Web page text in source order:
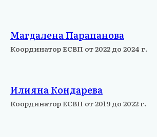
Магдалена Парапанова
Координатор ЕСВП от 2022 до 2024 г.
Илияна Кондарева
Координатор ЕСВП от 2019 до 2022 г.